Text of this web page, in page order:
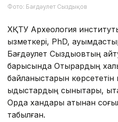
Фото: Бағдәулет Сыздықов
ХҚТУ Археология
қызметкері, PhD,
Бағдәулет Сыздықовтың
барысында Отырардың
байланыстарын көрсететін
ыдыстардың сынықтары,
Орда хандары атынан
табылған.